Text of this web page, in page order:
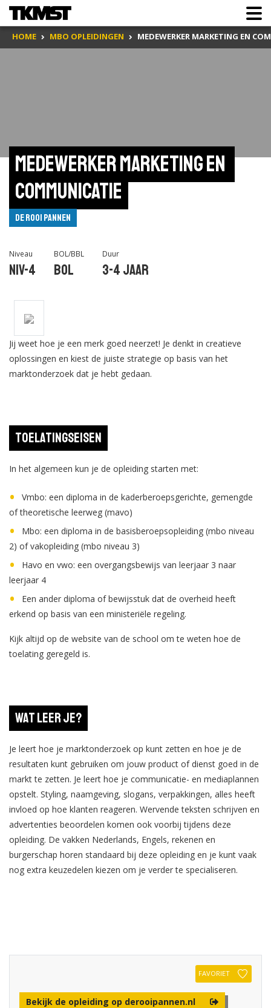
HOME MBO OPLEIDINGEN MEDEWERKER MARKETING EN
Medewerker marketing en
communicatie
De Rooi Pannen
Niveau
Niv-4
BOL/BBL
BOL
Duur
3-4 jaar
Jij weet hoe je een merk goed neerzet! Je denkt in creatieve
oplossingen en kiest de juiste strategie op basis van het
marktonderzoek dat je hebt gedaan.
Toelatingseisen
In het algemeen kun je de opleiding starten met:
Vmbo: een diploma in de kaderberoepsgerichte, gemengde
of theoretische leerweg (mavo)
Mbo: een diploma in de basisberoepsopleiding (mbo niveau
2) of vakopleiding (mbo niveau 3)
Havo en vwo: een overgangsbewijs van leerjaar 3 naar
leerjaar 4
Een ander diploma of bewijsstuk dat de overheid heeft
erkend op basis van een ministeriële regeling.
Kijk altijd op de website van de school om te weten hoe de
toelating geregeld is.
Wat leer je?
Je leert hoe je marktonderzoek op kunt zetten en hoe je de
resultaten kunt gebruiken om jouw product of dienst goed in de
markt te zetten. Je leert hoe je communicatie- en mediaplannen
opstelt. Styling, naamgeving, slogans, verpakkingen, alles heeft
invloed op hoe klanten reageren. Wervende teksten schrijven en
advertenties beoordelen komen ook voorbij tijdens deze
opleiding. De vakken Nederlands, Engels, rekenen en
burgerschap horen standaard bij deze opleiding en je kunt vaak
nog extra keuzedelen kiezen om je verder te specialiseren.
FAVORIET
Bekijk de opleiding op derooipannen.nl